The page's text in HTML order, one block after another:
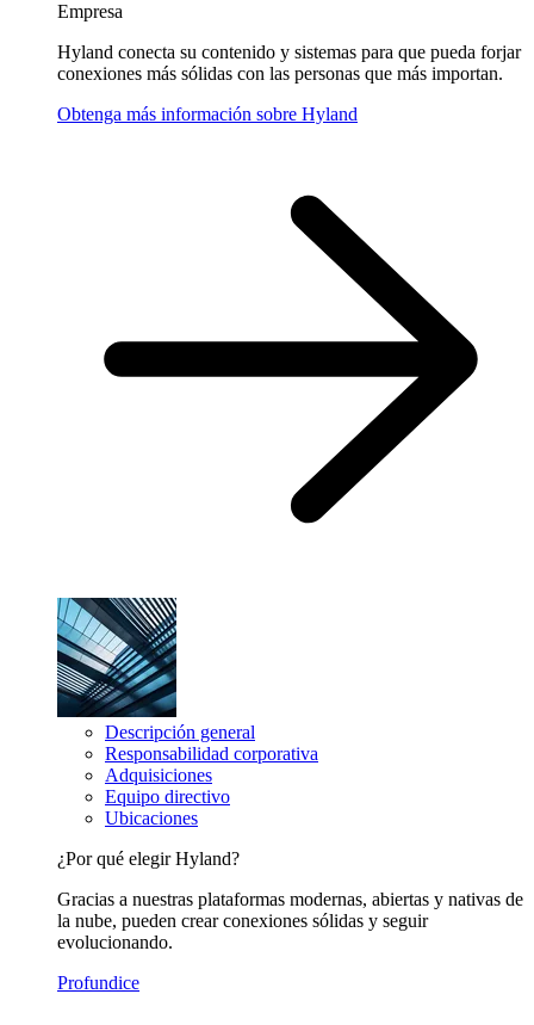
Empresa
Hyland conecta su contenido y sistemas para que pueda forjar
conexiones más sólidas con las personas que más importan.
Obtenga más información sobre Hyland
Descripción general
Responsabilidad corporativa
Adquisiciones
Equipo directivo
Ubicaciones
¿Por qué elegir Hyland?
Gracias a nuestras plataformas modernas, abiertas y nativas de
la nube, pueden crear conexiones sólidas y seguir
evolucionando.
Profundice